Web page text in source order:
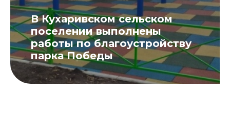
В Кухаривском сельском
поселении выполнены
работы по благоустройству
парка Победы